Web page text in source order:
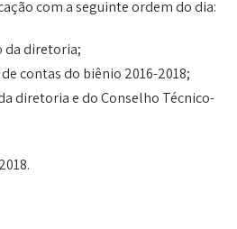
com a seguinte ordem do dia:
da diretoria;
contas do biênio 2016-2018;
diretoria e do Conselho Técnico-